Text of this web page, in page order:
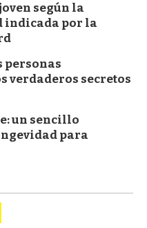
según la
indicada por la
personas
verdaderos secretos
un sencillo
para